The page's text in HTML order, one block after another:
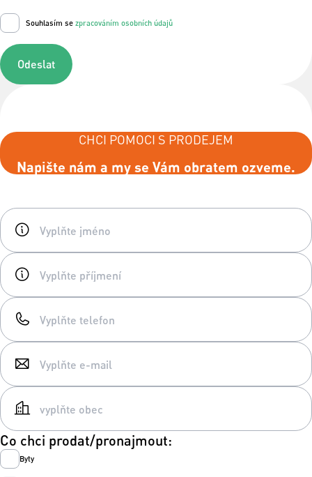
Souhlasím se zpracováním osobních údajů
Odeslat
CHCI POMOCI S PRODEJEM
Napište nám a my se Vám obratem ozveme.
Co chci prodat/pronajmout:
Byty